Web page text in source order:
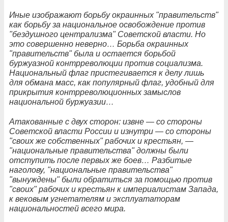
Иные изображают борьбу окраинных "правительств"
как борьбу за национальное освобождение против
"бездушного централизма" Советской власти. Но
это совершенно неверно… Борьба окраинных
"правительств" была и остается борьбой
буржуазной контрреволюции против социализма.
Национальный флаг пристегивается к делу лишь
для обмана масс, как популярный флаг, удобный для
прикрытия контрреволюционных замыслов
национальной буржуазии…
Атакованные с двух сторон: извне — со стороны
Советской власти России и изнутри — со стороны
"своих же собственных" рабочих и крестьян, —
"национальные правительства" должны были
отступить после первых же боев… Разбитые
наголову, "национальные правительства"
"вынуждены" были обратиться за помощью против
"своих" рабочих и крестьян к империалистам Запада,
к вековым угнетателям и эксплуататорам
национальностей всего мира.